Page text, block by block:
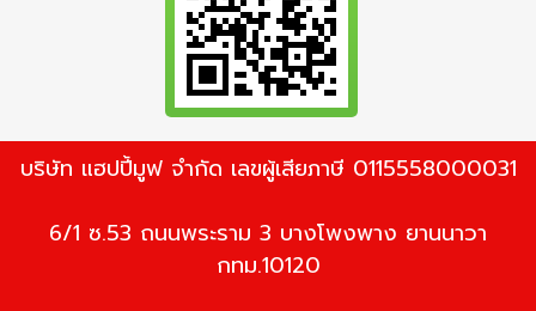
บริษัท แฮปปี้มูฟ จำกัด เลขผู้เสียภาษี 0115558000031
6/1 ซ.53 ถนนพระราม 3 บางโพงพาง ยานนาวา
กทม.10120